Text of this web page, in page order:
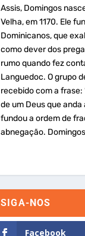
Assis, Domingos
Velha, em 1170. Ele
Dominicanos, que
como dever dos
rumo quando fez
Languedoc. O grupo
recebido com a frase:
de um Deus que anda
fundou a ordem de
abnegação.
SIGA-NOS
Facebook